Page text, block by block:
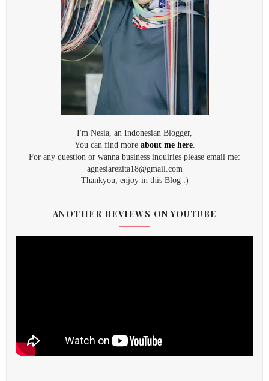
I'm Nesia, an Indonesian Blogger,
You can find more about me here.
For any question or wanna business inquiries please email me:
agnesiarezita18@gmail.com
Thankyou, enjoy in this Blog :)
ANOTHER REVIEWS ON YOUTUBE